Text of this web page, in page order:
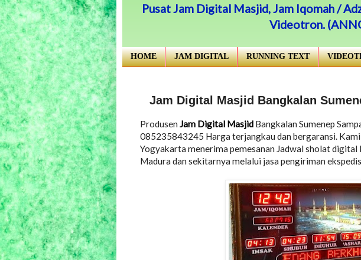
Pusat Jam Digital Masjid, Jam Iqomah /
Videotron.
HOME JAM DIGITAL RUNNING TEXT
Jam Digital Masjid Bangkalan
ProdusenJam Digital Masjid Bangkalan Sumenep
085235843245 Harga terjangkau dan bergaransi.
Yogyakarta menerima pemesanan Jadwal sholat
Madura dan sekitarnya melalui jasa pengiriman